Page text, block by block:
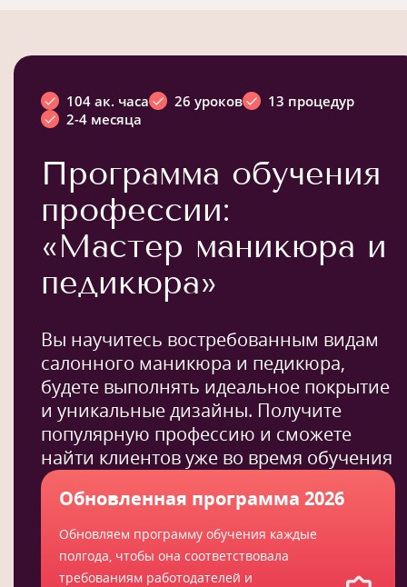
104 ак. часа 26 уроков
13 процедур
2-4 месяца
Программа обучения
профессии:
«Мастер маникюра и
педикюра»
Вы научитесь востребованным видам
салонного маникюра и педикюра,
будете выполнять идеальное покрытие
и уникальные дизайны. Получите
популярную профессию и сможете
найти клиентов уже во время обучения
Обновленная программа 2026
Обновляем программу обучения каждые
полгода, чтобы она соответствовала
требованиям работодателей и